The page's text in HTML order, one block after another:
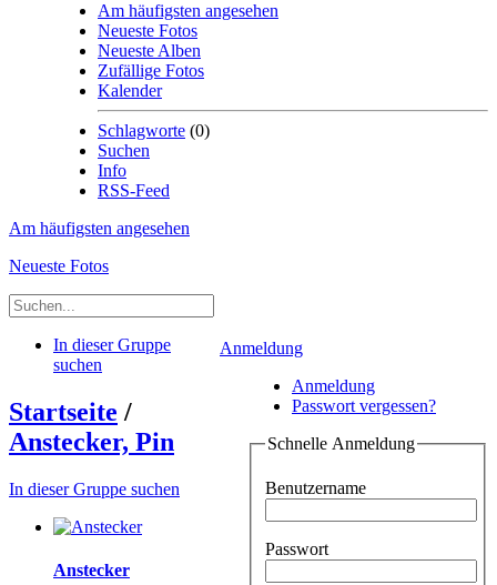
Am häufigsten angesehen
Neueste Fotos
Neueste Alben
Zufällige Fotos
Kalender
Schlagworte (0)
Suchen
Info
RSS-Feed
Am häufigsten angesehen
Neueste Fotos
Anmeldung
Anmeldung
Passwort vergessen?
Schnelle Anmeldung
Benutzername
Passwort
In dieser Gruppe
suchen
Startseite /
Anstecker, Pin
In dieser Gruppe suchen
Anstecker